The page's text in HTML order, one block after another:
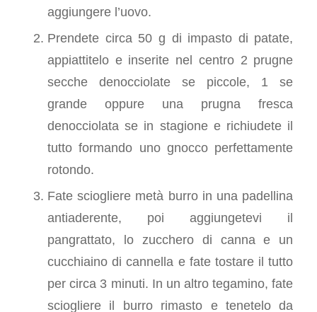
aggiungere l’uovo.
Prendete circa 50 g di impasto di patate,
appiattitelo e inserite nel centro 2 prugne
secche denocciolate se piccole, 1 se
grande oppure una prugna fresca
denocciolata se in stagione e richiudete il
tutto formando uno gnocco perfettamente
rotondo.
Fate sciogliere metà burro in una padellina
antiaderente, poi aggiungetevi il
pangrattato, lo zucchero di canna e un
cucchiaino di cannella e fate tostare il tutto
per circa 3 minuti. In un altro tegamino, fate
sciogliere il burro rimasto e tenetelo da